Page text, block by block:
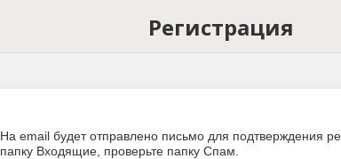
Регистрация
На email будет отправлено письмо для подтверждения
папку Входящие, проверьте папку Спам.